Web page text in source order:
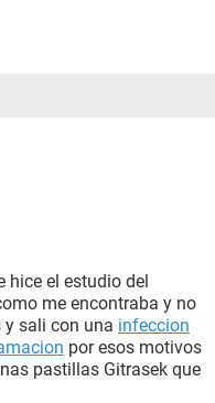
hice el estudio del
me encontraba y no
y sali con una infeccion
por esos motivos
pastillas Gitrasek que